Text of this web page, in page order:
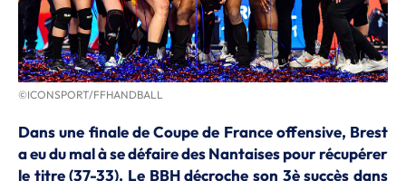
©ICONSPORT/FFHANDBALL
Dans une finale de Coupe de France offensive, Brest
a eu du mal à se défaire des Nantaises pour récupérer
le titre (37-33). Le BBH décroche son 3è succès dans